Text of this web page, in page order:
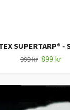
SUPERTARP® -
999 kr 899 kr